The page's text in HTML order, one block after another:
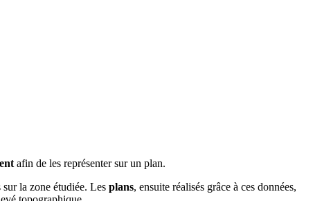
afin de les représenter sur un plan.
la zone étudiée. Les plans, ensuite réalisés grâce à ces données,